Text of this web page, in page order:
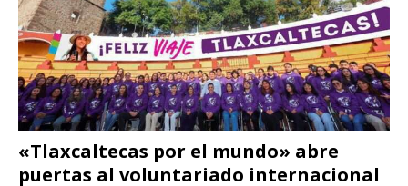
«Tlaxcaltecas por el mundo» abre
puertas al voluntariado internacional